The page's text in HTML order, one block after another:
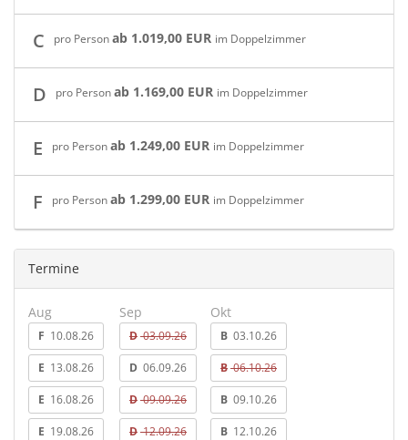
C pro Personab 1.019,00 EUR im Doppelzimmer
D pro Personab 1.169,00 EUR im Doppelzimmer
E pro Personab 1.249,00 EUR im Doppelzimmer
F pro Personab 1.299,00 EUR im Doppelzimmer
Termine
Aug
F 10.08.26
E 13.08.26
E 16.08.26
E 19.08.26
Sep
D03.09.26
D 06.09.26
D09.09.26
D12.09.26
Okt
B 03.10.26
B06.10.26
B 09.10.26
B 12.10.26